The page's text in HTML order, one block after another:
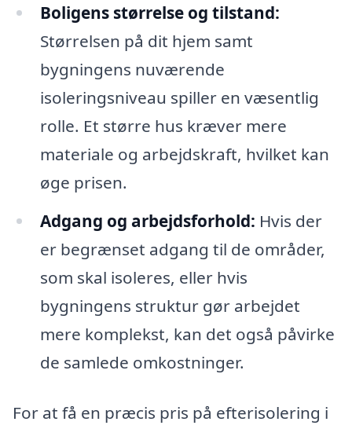
Boligens størrelse og tilstand:
Størrelsen på dit hjem samt
bygningens nuværende
isoleringsniveau spiller en væsentlig
rolle. Et større hus kræver mere
materiale og arbejdskraft, hvilket kan
øge prisen.
Adgang og arbejdsforhold: Hvis der
er begrænset adgang til de områder,
som skal isoleres, eller hvis
bygningens struktur gør arbejdet
mere komplekst, kan det også påvirke
de samlede omkostninger.
For at få en præcis pris på efterisolering i